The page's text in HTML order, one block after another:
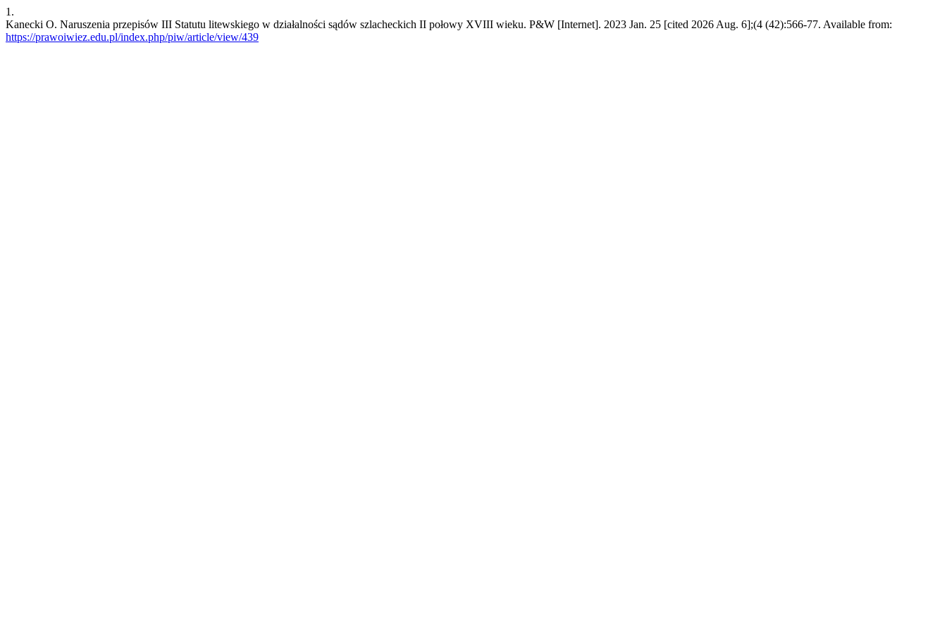
1.
Kanecki O. Naruszenia przepisów III Statutu litewskiego w działalności sądów szlacheckich II połowy XVIII wieku. P&W [Internet]. 2023 Jan. 25 [cited 2026 Aug. 6];(4 (42):566-77. Available from:
https://prawoiwiez.edu.pl/index.php/piw/article/view/439